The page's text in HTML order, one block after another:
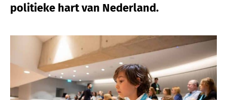
politieke hart van Nederland.